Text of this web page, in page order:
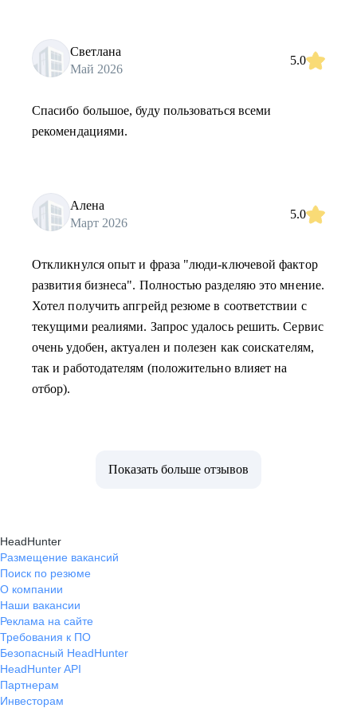
Светлана
Май 2026
5.0
Спасибо большое, буду пользоваться всеми
рекомендациями.
Алена
Март 2026
5.0
Откликнулся опыт и фраза "люди-ключевой фактор
развития бизнеса". Полностью разделяю это мнение.
Хотел получить апгрейд резюме в соответствии с
текущими реалиями. Запрос удалось решить. Сервис
очень удобен, актуален и полезен как соискателям,
так и работодателям (положительно влияет на
отбор).
Показать больше отзывов
HeadHunter
Размещение вакансий
Поиск по резюме
О компании
Наши вакансии
Реклама на сайте
Требования к ПО
Безопасный HeadHunter
HeadHunter API
Партнерам
Инвесторам